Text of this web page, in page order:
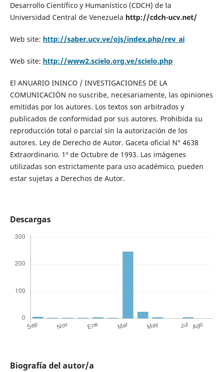
Desarrollo Científico y Humanístico (CDCH) de la
Universidad Central de Venezuela http://cdch-ucv.net/
Web site: http://saber.ucv.ve/ojs/index.php/rev_ai
Web site: http://www2.scielo.org.ve/scielo.php
El ANUARIO ININCO / INVESTIGACIONES DE LA
COMUNICACIÓN no suscribe, necesariamente, las opiniones
emitidas por los autores. Los textos son arbitrados y
publicados de conformidad por sus autores. Prohibida su
reproducción total o parcial sin la autorización de los
autores. Ley de Derecho de Autor. Gaceta oficial N° 4638
Extraordinario. 1º de Octubre de 1993. Las imágenes
utilizadas son estrictamente para uso académico, pueden
estar sujetas a Derechos de Autor.
Descargas
Biografía del autor/a